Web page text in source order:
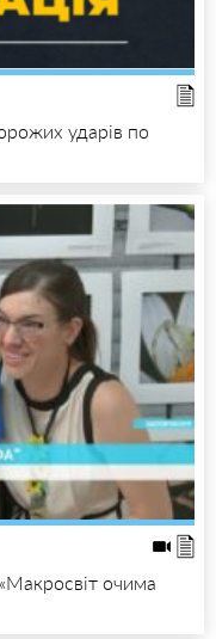
ударів по
очима